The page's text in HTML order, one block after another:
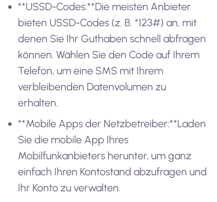
**USSD-Codes:**Die meisten Anbieter
bieten USSD-Codes (z. B. *123#) an, mit
denen Sie Ihr Guthaben schnell abfragen
können. Wählen Sie den Code auf Ihrem
Telefon, um eine SMS mit Ihrem
verbleibenden Datenvolumen zu
erhalten.
**Mobile Apps der Netzbetreiber:**Laden
Sie die mobile App Ihres
Mobilfunkanbieters herunter, um ganz
einfach Ihren Kontostand abzufragen und
Ihr Konto zu verwalten.